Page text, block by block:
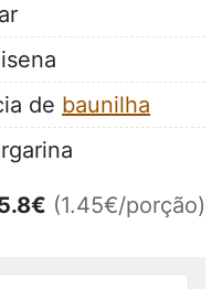
de baunilha
€ (1.45€/porção)